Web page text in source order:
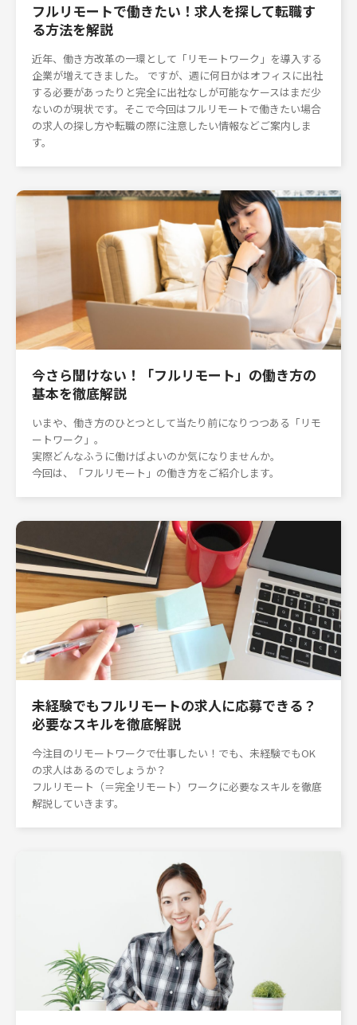
フルリモートで働きたい！求人を探して転職す
る方法を解説
近年、働き方改革の一環として「リモートワーク」を導入する
企業が増えてきました。 ですが、週に何日かはオフィスに出社
する必要があったりと完全に出社なしが可能なケースはまだ少
ないのが現状です。そこで今回はフルリモートで働きたい場合
の求人の探し方や転職の際に注意したい情報などご案内しま
す。
今さら聞けない！「フルリモート」の働き方の
基本を徹底解説
いまや、働き方のひとつとして当たり前になりつつある「リモ
ートワーク」。
実際どんなふうに働けばよいのか気になりませんか。
今回は、「フルリモート」の働き方をご紹介します。
未経験でもフルリモートの求人に応募できる？
必要なスキルを徹底解説
今注目のリモートワークで仕事したい！でも、未経験でもOK
の求人はあるのでしょうか？
フルリモート（＝完全リモート）ワークに必要なスキルを徹底
解説していきます。